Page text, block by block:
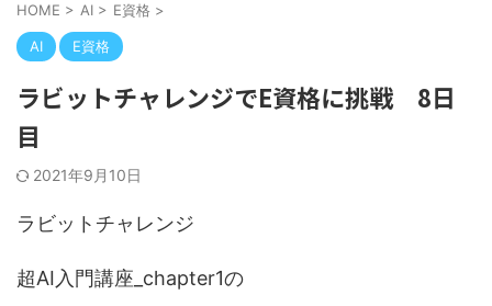
HOME > AI > E資格 >
AI E資格
ラビットチャレンジでE資格に挑戦 8日
目
2021年9月10日
ラビットチャレンジ
超AI入門講座_chapter1の